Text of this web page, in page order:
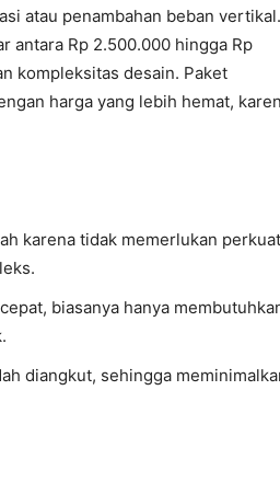
atau penambahan beban vertikal.
antara Rp 2.500.000 hingga Rp
kompleksitas desain. Paket
harga yang lebih hemat,
karena tidak memerlukan
biasanya hanya
diangkut, sehingga